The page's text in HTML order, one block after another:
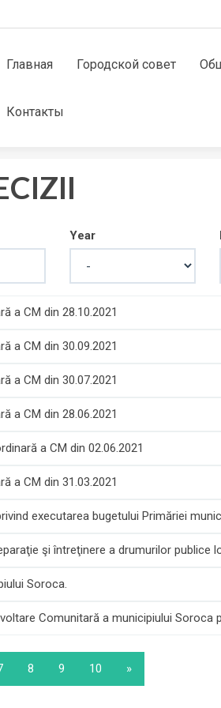
Главная Городской совет
Контакты
Year
a CM din 28.10.2021
a CM din 30.09.2021
a CM din 30.07.2021
a CM din 28.06.2021
a CM din 02.06.2021
a CM din 31.03.2021
executarea bugetului Primăriei
şi întreţinere a drumurilor publice
Soroca.
Comunitară a municipiului Soroca
8 9 10 »